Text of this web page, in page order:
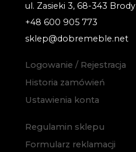
ul. Zasieki 3, 68-343 Brody
+48 600 905 773
sklep@dobremeble.net
Logowanie / Rejestracja
Historia zamówień
Ustawienia konta
Regulamin sklepu
Formularz reklamacji